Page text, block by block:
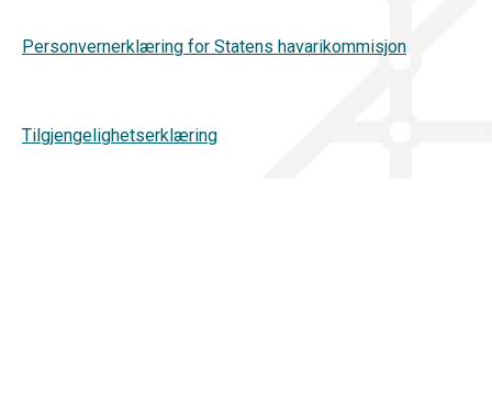
Personvernerklæring for Statens havarikommisjon
Tilgjengelighetserklæring